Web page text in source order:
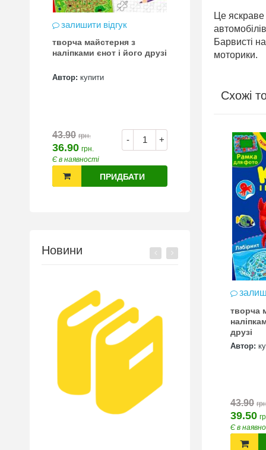
залишити відгук
творча майстерня з
наліпками єнот і його друзі
Автор: купити
- +
43.90 грн.
36.90 грн.
Є в наявності
ПРИДБАТИ
Новини
Підготовка до
Це яскраве
Барвисті
моторики.
Схожі
творча
друзі
Автор:
43.90
39.50
Є в